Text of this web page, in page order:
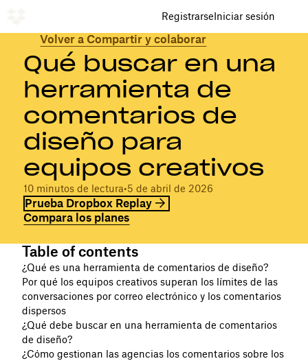
RegistrarseIniciar sesión
Volver a Compartir y colaborar
Qué buscar en una
herramienta de
comentarios de
diseño para
equipos creativos
10 minutos de lectura•5 de abril de 2026
Prueba Dropbox Replay
Compara los planes
Table of contents
¿Qué es una herramienta de comentarios de diseño?
Por qué los equipos creativos superan los límites de las
conversaciones por correo electrónico y los comentarios
dispersos
¿Qué debe buscar en una herramienta de comentarios
de diseño?
¿Cómo gestionan las agencias los comentarios sobre los